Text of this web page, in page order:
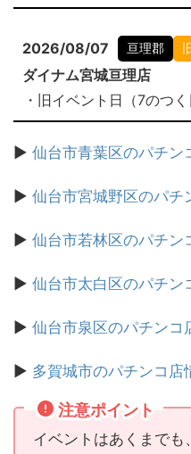
2026/08/07 亘理郡
ダイナム宮城亘理店
・旧イベント日（7のつく
▶ 仙台市青葉区のパチン
▶ 仙台市宮城野区のパチ
▶ 仙台市若林区のパチン
▶ 仙台市太白区のパチン
▶ 仙台市泉区のパチンコ
▶ 多賀城市のパチンコ店
注意ポイント
イベントはあくまでも